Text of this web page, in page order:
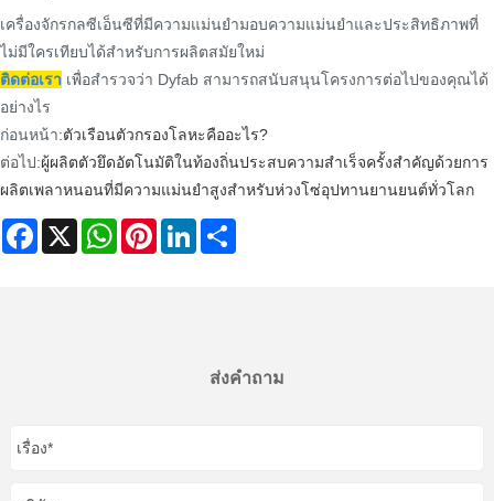
เครื่องจักรกลซีเอ็นซีที่มีความแม่นยำมอบความแม่นยำและประสิทธิภาพที่
ไม่มีใครเทียบได้สำหรับการผลิตสมัยใหม่
ติดต่อเรา เพื่อสำรวจว่า Dyfab สามารถสนับสนุนโครงการต่อไปของคุณได้
อย่างไร
ก่อนหน้า:ตัวเรือนตัวกรองโลหะคืออะไร?
ต่อไป:ผู้ผลิตตัวยึดอัตโนมัติในท้องถิ่นประสบความสำเร็จครั้งสำคัญด้วยการ
ผลิตเพลาหนอนที่มีความแม่นยำสูงสำหรับห่วงโซ่อุปทานยานยนต์ทั่วโลก
Facebook
X WhatsAppPinterestLinkedIn
ส่งคำถาม